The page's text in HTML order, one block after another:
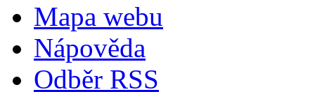
Mapa webu
Nápověda
Odběr RSS